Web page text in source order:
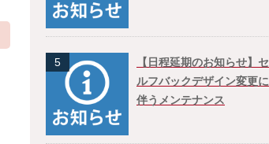
5
【日程延期のお知らせ】セ
ルフバックデザイン変更に
伴うメンテナンス